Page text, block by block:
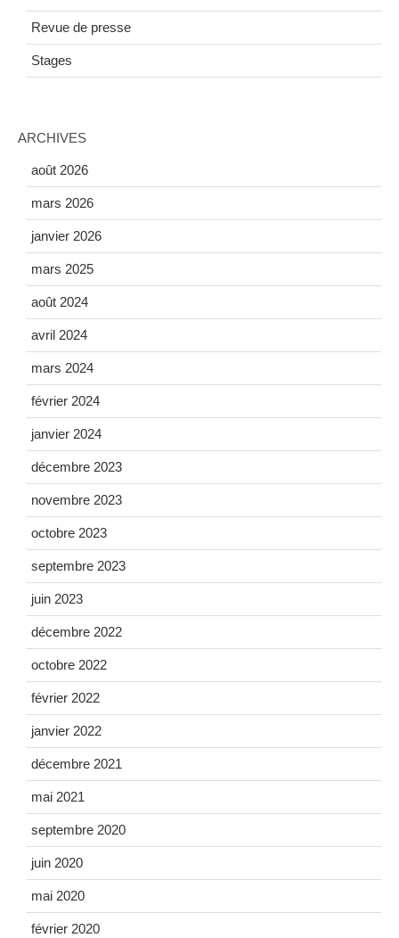
Revue de presse
Stages
ARCHIVES
août 2026
mars 2026
janvier 2026
mars 2025
août 2024
avril 2024
mars 2024
février 2024
janvier 2024
décembre 2023
novembre 2023
octobre 2023
septembre 2023
juin 2023
décembre 2022
octobre 2022
février 2022
janvier 2022
décembre 2021
mai 2021
septembre 2020
juin 2020
mai 2020
février 2020